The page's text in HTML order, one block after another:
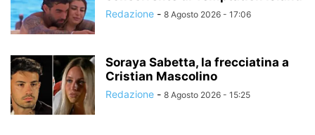
Redazione - 8 Agosto 2026 - 17:06
Soraya Sabetta, la frecciatina a
Cristian Mascolino
Redazione - 8 Agosto 2026 - 15:25